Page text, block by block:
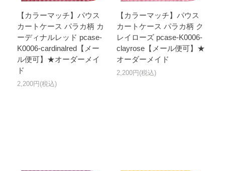
【カラーマッチ】パウス
カートケース パラカ柄 カ
ーディナルレッド pcase-
K0006-cardinalred【メー
ル便可】★オーダーメイ
ド
2,200円(税込)
【カラーマッチ】パウス
カートケース パラカ柄 ク
レイローズ pcase-K0006-
clayrose【メール便可】★
オーダーメイド
2,200円(税込)